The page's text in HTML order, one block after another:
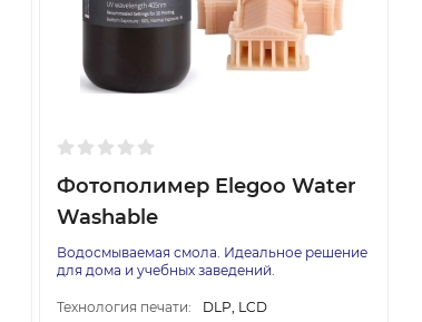
Фотополимер Elegoo Water
Washable
Водосмываемая смола. Идеальное решение
для дома и учебных заведений.
Технология печати:
DLP, LCD